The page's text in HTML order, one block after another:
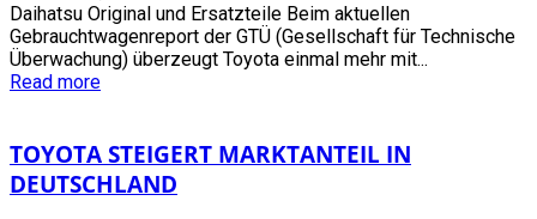
Daihatsu Original und Ersatzteile Beim aktuellen
Gebrauchtwagenreport der GTÜ (Gesellschaft für Technische
Überwachung) überzeugt Toyota einmal mehr mit...
Read more
TOYOTA STEIGERT MARKTANTEIL IN
DEUTSCHLAND